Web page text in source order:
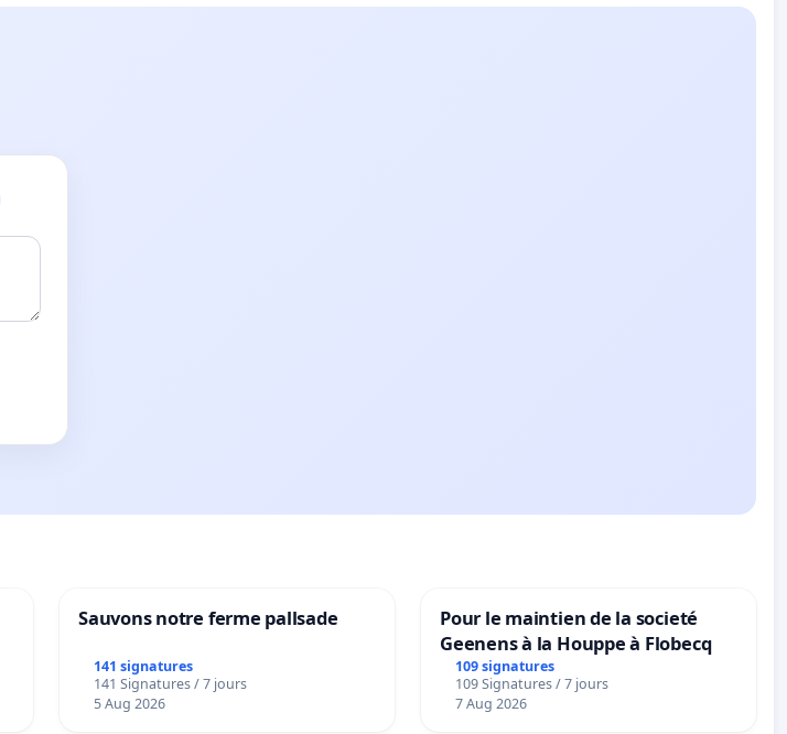
Sauvons notre ferme pallsade
141 signatures
141 Signatures / 7 jours
5 Aug 2026
Pour le maintien de la societé
Geenens à la Houppe à Flobecq
109 signatures
109 Signatures / 7 jours
7 Aug 2026